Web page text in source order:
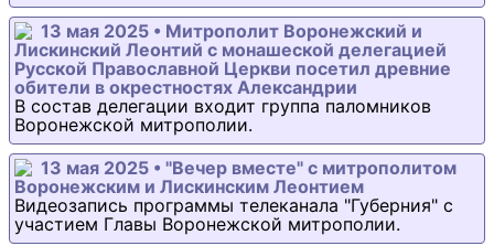
13 мая 2025 • Митрополит Воронежский и
Лискинский Леонтий с монашеской делегацией
Русской Православной Церкви посетил древние
обители в окрестностях Александрии
В состав делегации входит группа паломников
Воронежской митрополии.
13 мая 2025 • "Вечер вместе" с митрополитом
Воронежским и Лискинским Леонтием
Видеозапись программы телеканала "Губерния" с
участием Главы Воронежской митрополии.